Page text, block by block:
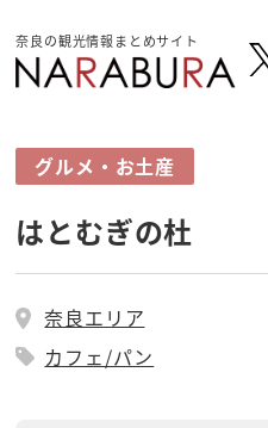
奈良の観光情報まとめサイト
グルメ・お土産
はとむぎの杜
奈良エリア
カフェ/パン